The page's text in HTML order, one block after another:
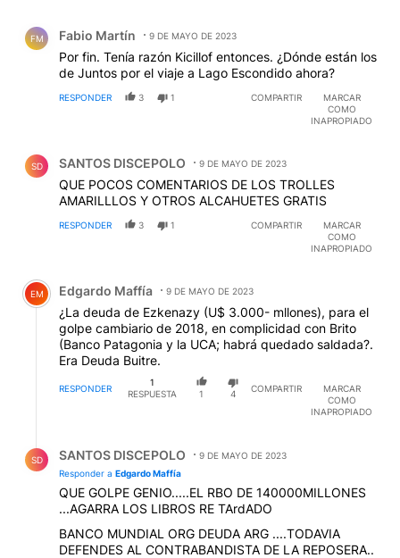
FM Fabio Martín 9 DE MAYO DE 2023
Por fin. Tenía razón Kicillof entonces. ¿Dónde están los
de Juntos por el viaje a Lago Escondido ahora?
RESPONDER 3 1 COMPARTIR
MARCAR
COMO
INAPROPIADO
SD SANTOS DISCEPOLO 9 DE MAYO DE 2023
QUE POCOS COMENTARIOS DE LOS TROLLES
AMARILLLOS Y OTROS ALCAHUETES GRATIS
RESPONDER 3 1 COMPARTIR
MARCAR
COMO
INAPROPIADO
Comentario de Edgardo Maffía.
EM Edgardo Maffía 9 DE MAYO DE 2023
¿La deuda de Ezkenazy (U$ 3.000- mllones), para el
golpe cambiario de 2018, en complicidad con Brito
(Banco Patagonia y la UCA; habrá quedado saldada?.
Era Deuda Buitre.
RESPONDER
1
RESPUESTA
1 4
COMPARTIR
MARCAR
COMO
INAPROPIADO
SD SANTOS DISCEPOLO
9 DE MAYO DE 2023
Responder a Edgardo Maffía
QUE GOLPE GENIO.....EL RBO DE 140000MILLONES
...AGARRA LOS LIBROS RE TArdADO
BANCO MUNDIAL ORG DEUDA ARG ....TODAVIA
DEFENDES AL CONTRABANDISTA DE LA REPOSERA..